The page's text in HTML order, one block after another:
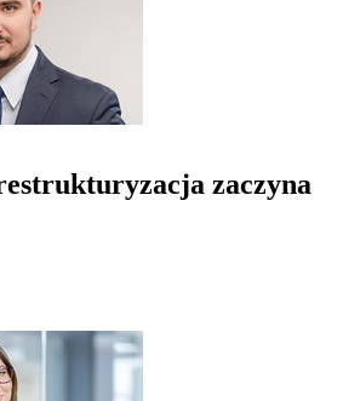
zaczyna